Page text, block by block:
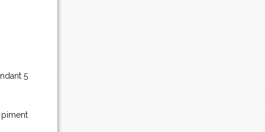
5